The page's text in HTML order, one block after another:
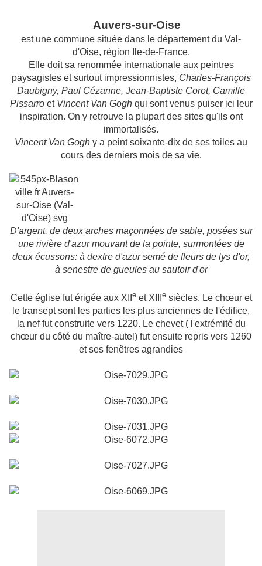
Auvers-sur-Oise
est une commune située dans le département du Val-
d'Oise, région Ile-de-France.
Elle doit sa renommée internationale aux peintres
paysagistes et surtout impressionnistes, Charles-François
Daubigny, Paul Cézanne, Jean-Baptiste Corot, Camille
Pissarroet Vincent Van Goghqui sont venus puiser ici leur
inspiration. On y retrouve la plupart des sites qu'ils ont
immortalisés.
Vincent Van Gogh y a peint soixante-dix de ses toiles au
cours des derniers mois de sa vie.
D'argent, de deux arches maçonnées de sable, posées sur
une rivière d'azur mouvant de la pointe, surmontées de
deux écussons: à dextre d'azur semé de fleurs de lys d'or,
à senestre de gueules au sautoir d'or
Cette église fut érigée aux XII eet XIII esiècles. Le chœur et
le transept sont les parties les plus anciennes de l'édifice,
la nef fut construite vers 1220. Le chevet ( l'extrémité du
chœur du côté du maître-autel) fut ensuite repris vers 1260
et ses fenêtres agrandies